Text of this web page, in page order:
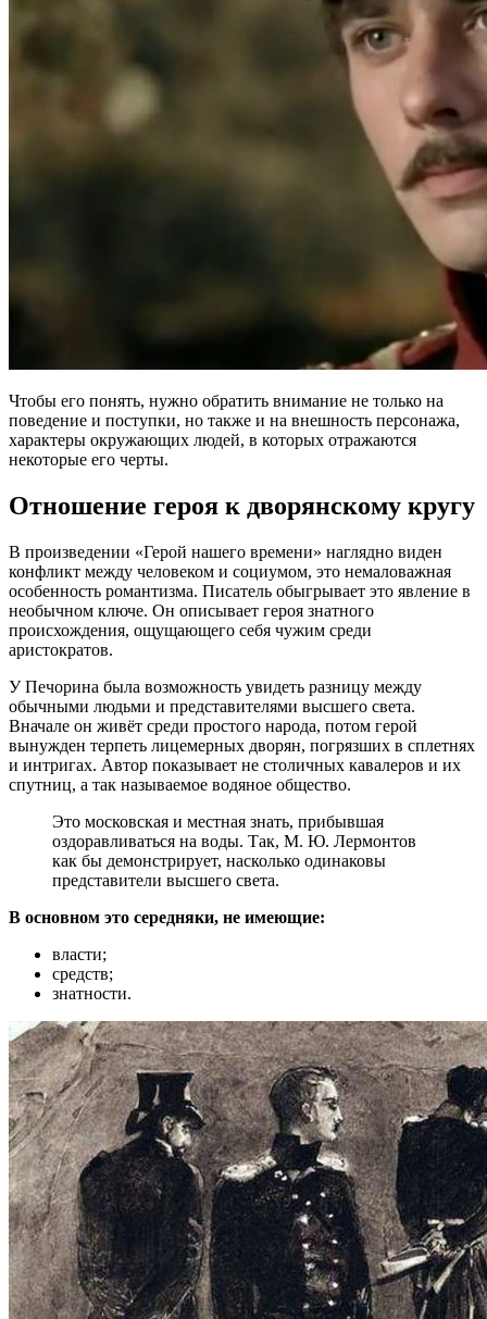
Чтобы его понять, нужно обратить внимание не только на
поведение и поступки, но также и на внешность персонажа,
характеры окружающих людей, в которых отражаются
некоторые его черты.
Отношение героя к дворянскому кругу
В произведении «Герой нашего времени» наглядно виден
конфликт между человеком и социумом, это немаловажная
особенность романтизма. Писатель обыгрывает это явление в
необычном ключе. Он описывает героя знатного
происхождения, ощущающего себя чужим среди
аристократов.
У Печорина была возможность увидеть разницу между
обычными людьми и представителями высшего света.
Вначале он живёт среди простого народа, потом герой
вынужден терпеть лицемерных дворян, погрязших в сплетнях
и интригах. Автор показывает не столичных кавалеров и их
спутниц, а так называемое водяное общество.
Это московская и местная знать, прибывшая
оздоравливаться на воды. Так, М. Ю. Лермонтов
как бы демонстрирует, насколько одинаковы
представители высшего света.
В основном это середняки, не имеющие:
власти;
средств;
знатности.